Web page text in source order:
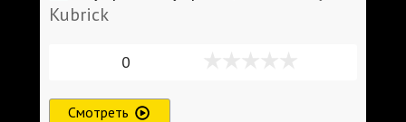
Kubrick
0
Смотреть